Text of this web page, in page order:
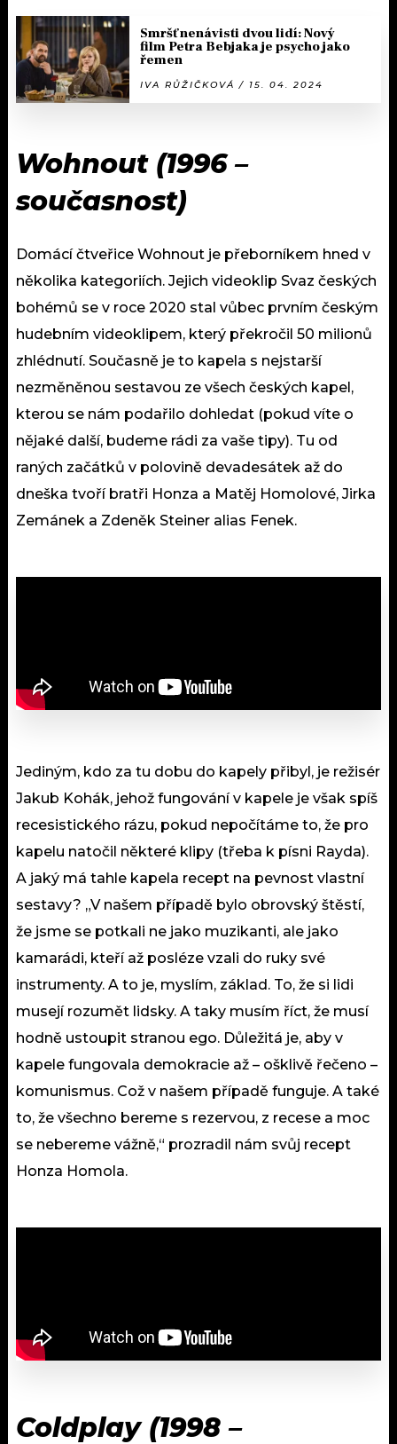
Smršť nenávisti dvou lidí: Nový
film Petra Bebjaka je psycho jako
řemen
IVA RŮŽIČKOVÁ / 15. 04. 2024
Wohnout (1996 –
současnost)
Domácí čtveřice Wohnout je přeborníkem hned v
několika kategoriích. Jejich videoklip Svaz českých
bohémů se v roce 2020 stal vůbec prvním českým
hudebním videoklipem, který překročil 50 milionů
zhlédnutí. Současně je to kapela s nejstarší
nezměněnou sestavou ze všech českých kapel,
kterou se nám podařilo dohledat (pokud víte o
nějaké další, budeme rádi za vaše tipy). Tu od
raných začátků v polovině devadesátek až do
dneška tvoří bratři Honza a Matěj Homolové, Jirka
Zemánek a Zdeněk Steiner alias Fenek.
Jediným, kdo za tu dobu do kapely přibyl, je režisér
Jakub Kohák, jehož fungování v kapele je však spíš
recesistického rázu, pokud nepočítáme to, že pro
kapelu natočil některé klipy (třeba k písni Rayda).
A jaký má tahle kapela recept na pevnost vlastní
sestavy? „V našem případě bylo obrovský štěstí,
že jsme se potkali ne jako muzikanti, ale jako
kamarádi, kteří až posléze vzali do ruky své
instrumenty. A to je, myslím, základ. To, že si lidi
musejí rozumět lidsky. A taky musím říct, že musí
hodně ustoupit stranou ego. Důležitá je, aby v
kapele fungovala demokracie až – ošklivě řečeno –
komunismus. Což v našem případě funguje. A také
to, že všechno bereme s rezervou, z recese a moc
se nebereme vážně,“ prozradil nám svůj recept
Honza Homola.
Coldplay (1998 –